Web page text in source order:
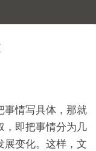
情写具体，那就
，即把事情分为几
展变化。这样，文